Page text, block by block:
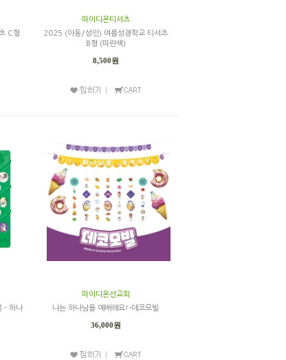
C형
파이디온티셔츠
2025 (아동/성인) 여름성경학교 티셔츠
B형 (파란색)
8,500원
- 하나
파이디온선교회
나는 하나님을 예배해요!-데코모빌
36,000원